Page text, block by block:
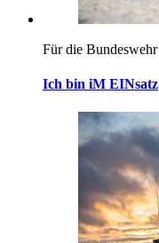
Für die Bundeswehr
Ich bin iM EINsatz